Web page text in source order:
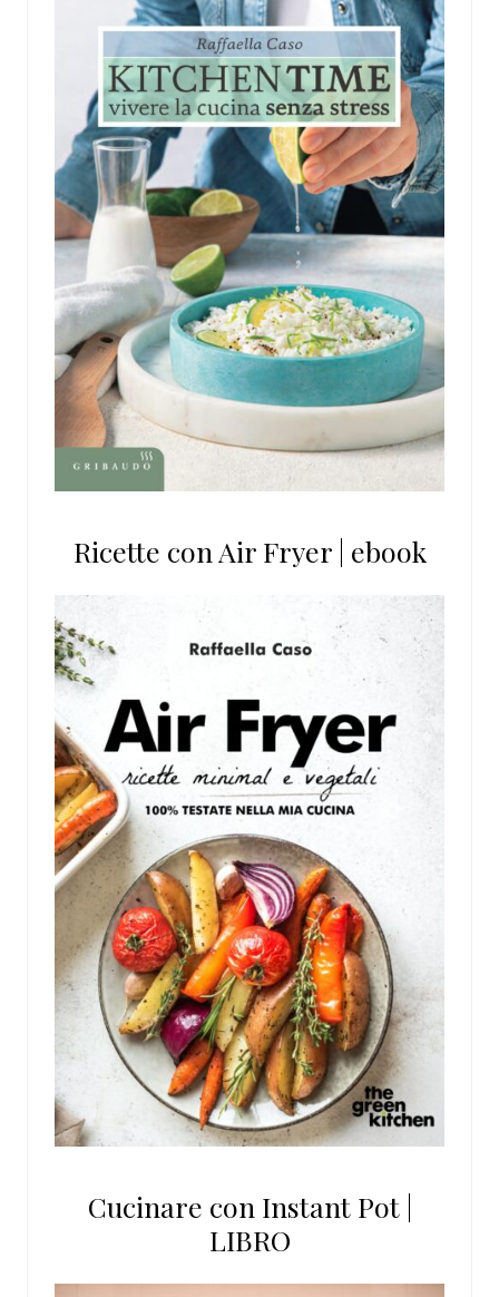
Ricette con Air Fryer | ebook
Cucinare con Instant Pot |
LIBRO